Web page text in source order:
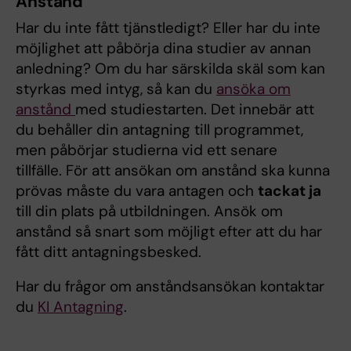
Har du inte fått tjänstledigt? Eller har du inte
möjlighet att påbörja dina studier av annan
anledning? Om du har särskilda skäl som kan
styrkas med intyg, så kan du ansöka om
anstånd med studiestarten. Det innebär att
du behåller din antagning till programmet,
men påbörjar studierna vid ett senare
tillfälle. För att ansökan om anstånd ska kunna
prövas måste du vara antagen och tackat ja
till din plats på utbildningen. Ansök om
anstånd så snart som möjligt efter att du har
fått ditt antagningsbesked.
Har du frågor om anståndsansökan kontaktar
du KI Antagning.